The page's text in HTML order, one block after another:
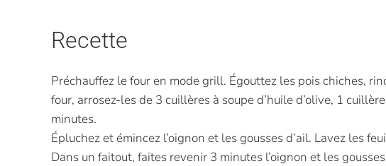
Recette
Préchauffez le four en mode grill. Égouttez les pois chiches,
four, arrosez-les de 3 cuillères à soupe d’huile d’olive, 1
minutes.
Épluchez et émincez l’oignon et les gousses d’ail. Lavez les
Dans un faitout, faites revenir 3 minutes l’oignon et les